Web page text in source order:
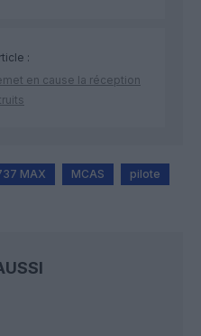
:
en cause la réception
MAX MCAS pilote